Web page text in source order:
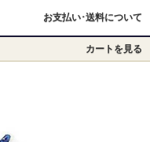
お支払い･送料について
カートを見る